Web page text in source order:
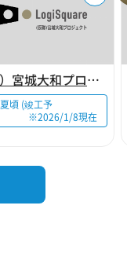
（仮称）宮城大和プロジェクト
頃 (竣工予
1/8現在